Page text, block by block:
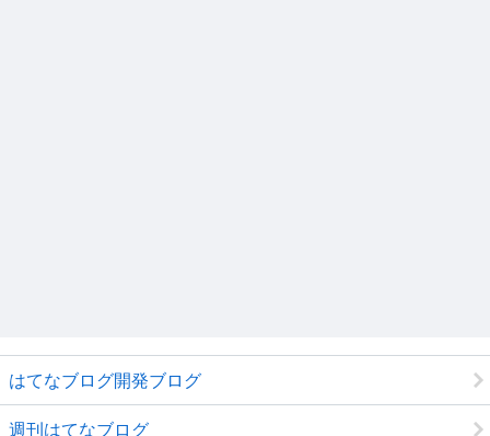
はてなブログ開発ブログ
週刊はてなブログ